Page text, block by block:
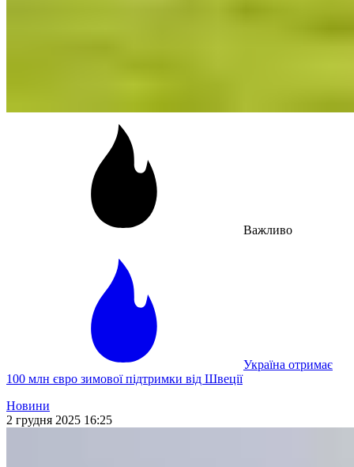
Важливо
Україна отримає
100 млн євро зимової підтримки від Швеції
Новини
2 грудня 2025 16:25